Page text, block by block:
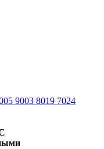
9003 8019 7024